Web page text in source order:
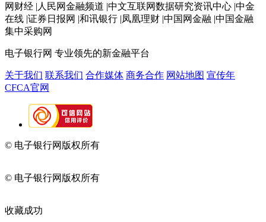
网财经 |人民网金融频道 |中文互联网数据研究资讯中心 |中金
在线 |证券日报网 |和讯银行 |凤凰理财 |中国网金融 |中国金融
集中采购网
电子银行网 专业领先的新金融平台
关于我们 联系我们 合作媒体 商务合作 网站地图 宣传年
CFCA官网
© 电子银行网版权所有
© 电子银行网版权所有
收藏成功